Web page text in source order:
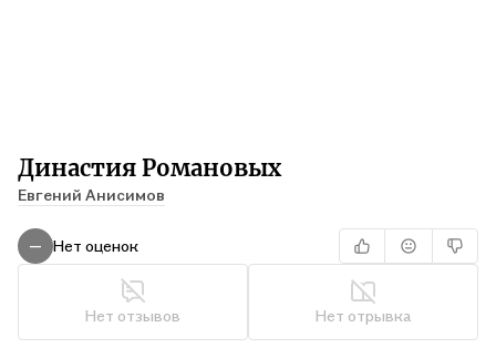
Династия Романовых
Евгений Анисимов
— Нет оценок
Нет отзывов Нет отрывка